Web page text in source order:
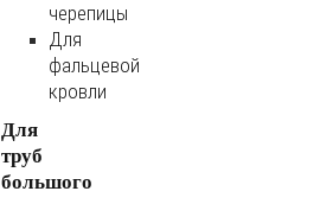
черепицы
Для
фальцевой
кровли
Для
труб
большого